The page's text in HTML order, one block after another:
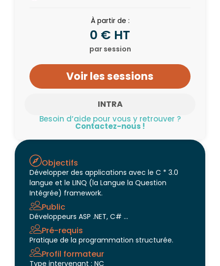
Objectifs
Développer des applications avec le C * 3.0
langue et le LINQ (la Langue la Question
Intégrée) framework.
Public
Développeurs ASP .NET, C# …
Pré-requis
Pratique de la programmation structurée.
Profil formateur
Type intervenant : NC
INTRA
À partir de :
0 € HT
par session
Voir les sessions
Besoin d’aide pour vous y retrouver ?
Contactez-nous !